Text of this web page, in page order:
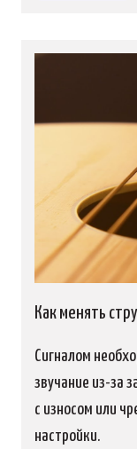
Как менять
Сигналом
звучание из-за
с износом или
настройки.